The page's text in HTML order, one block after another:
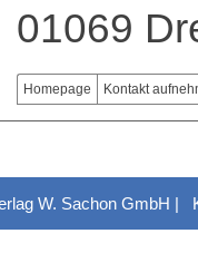
01069
Homepage Kontakt
W. Sachon GmbH |